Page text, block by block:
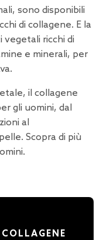
sono disponibili
di collagene. E la
vegetali ricchi di
e minerali, per
il collagene
gli uomini, dal
al
Scopra di più
.